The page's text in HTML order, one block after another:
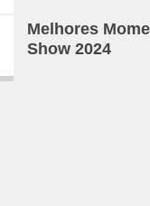
Melhores
Show 2024